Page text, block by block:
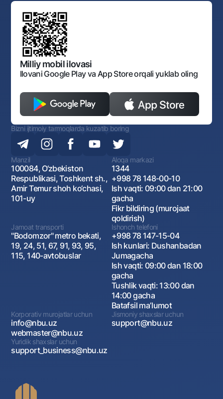
Aksilkorrupsiya
Korporativ uslub
Sayt haritasi
Ofis va bankomatlar
Shaxsiy ma'lumotlarni qayta ishlashga rozilik berish
O‘zbekiston Tasviriy san’at galereyasi
Standart shartnomalar
Normativ-huquqiy hujjatlar loyihalarini muhokama qilish
Normativ huquqiy hujjatlar
O'zbekiston Respublikasi Tashqi Iqtisodiy Faoliyat Milliy
Bankining ish tartibi va rejimi
Ochiq ma'lumotlar
Monopoliyaga qarshi komplaens
Milliy mobil ilovasi
Ilovani Google Play va App Store orqali yuklab oling
Bizni ijtimoiy tarmoqlarda kuzatib boring
Manzil
100084, O‘zbekiston
Respublikasi, Toshkent sh.,
Amir Temur shoh ko‘chasi,
101-uy
Aloqa markazi
1344
+998 78 148-00-10
Ish vaqti: 09:00 dan 21:00
gacha
Fikr bildiring (murojaat
qoldirish)
Jamoat transporti
"Bodomzor" metro bekati,
19, 24, 51, 67, 91, 93, 95,
115, 140-avtobuslar
Ishonch telefoni
+998 78 147-15-04
Ish kunlari: Dushanbadan
Jumagacha
Ish vaqti: 09:00 dan 18:00
gacha
Tushlik vaqti: 13:00 dan
14:00 gacha
Batafsil maʼlumot
Korporativ murojatlar uchun
info@nbu.uz
webmaster@nbu.uz
Jismoniy shaxslar uchun
support@nbu.uz
Yuridik shaxslar uchun
support_business@nbu.uz